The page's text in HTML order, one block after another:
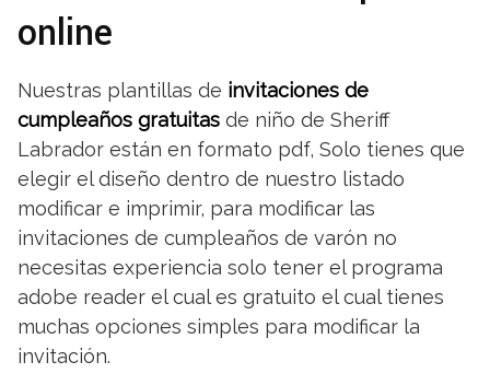
online
Nuestras plantillas de invitaciones de
cumpleaños gratuitas de niño de Sheriff
Labrador están en formato pdf, Solo tienes que
elegir el diseño dentro de nuestro listado
modificar e imprimir, para modificar las
invitaciones de cumpleaños de varón no
necesitas experiencia solo tener el programa
adobe reader el cual es gratuito el cual tienes
muchas opciones simples para modificar la
invitación.